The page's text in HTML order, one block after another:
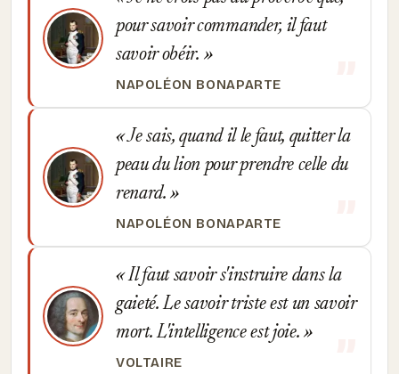
pour savoir commander, il faut
savoir obéir.
NAPOLÉON BONAPARTE
Je sais, quand il le faut, quitter la
peau du lion pour prendre celle du
renard.
NAPOLÉON BONAPARTE
Il faut savoir s'instruire dans la
gaieté. Le savoir triste est un savoir
mort. L'intelligence est joie.
VOLTAIRE